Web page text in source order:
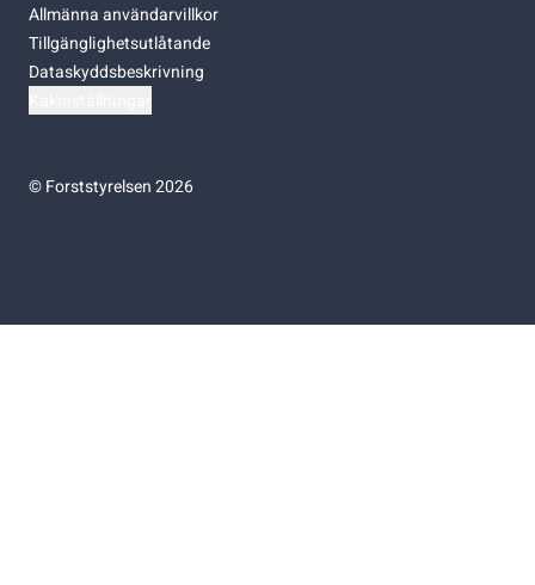
Allmänna användarvillkor
Tillgänglighetsutlåtande
Dataskyddsbeskrivning
©Forststyrelsen 2026